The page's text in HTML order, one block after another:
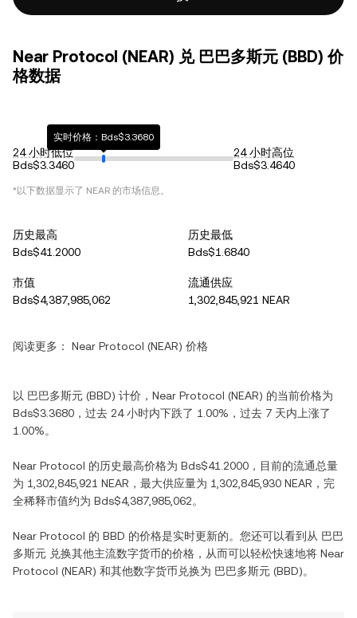
Near Protocol (NEAR) 兑 巴巴多斯元 (BBD) 价
格数据
24 小时低位
Bds$3.3460
实时价格：Bds$3.3680
24 小时高位
Bds$3.4640
*以下数据显示了 NEAR 的市场信息。
历史最高
Bds$41.2000
历史最低
Bds$1.6840
市值
Bds$4,387,985,062
流通供应
1,302,845,921 NEAR
阅读更多： Near Protocol (NEAR) 价格
以 巴巴多斯元 (BBD) 计价，Near Protocol (NEAR) 的当前价格为
Bds$3.3680，过去 24 小时内下跌了 1.00%，过去 7 天内上涨了
1.00%。
Near Protocol 的历史最高价格为 Bds$41.2000，目前的流通总量
为 1,302,845,921 NEAR，最大供应量为 1,302,845,930 NEAR，完
全稀释市值约为 Bds$4,387,985,062。
Near Protocol 的 BBD 的价格是实时更新的。您还可以看到从 巴巴
多斯元 兑换其他主流数字货币的价格，从而可以轻松快速地将 Near
Protocol (NEAR) 和其他数字货币兑换为 巴巴多斯元 (BBD)。